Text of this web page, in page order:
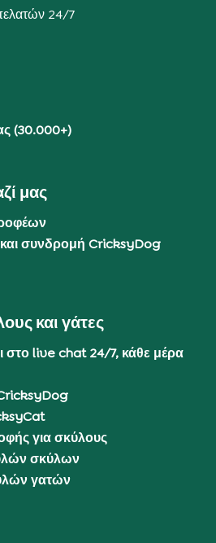
24/7
(30.000+)
μας
συνδρομή CricksyDog
και γάτες
στο live chat 24/7, κάθε μέρα
για σκύλους
σκύλων
γατών